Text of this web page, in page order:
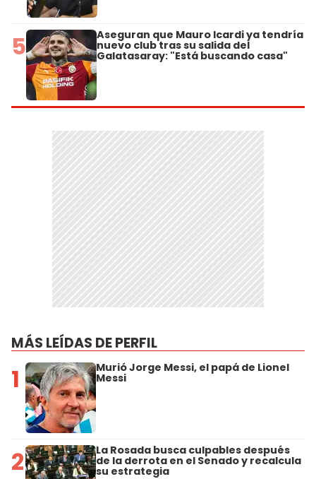
5 Aseguran que Mauro Icardi ya tendría
nuevo club tras su salida del
Galatasaray: "Está buscando casa"
MÁS LEÍDAS DE PERFIL
1 Murió Jorge Messi, el papá de Lionel
Messi
2 La Rosada busca culpables después
de la derrota en el Senado y recalcula
su estrategia